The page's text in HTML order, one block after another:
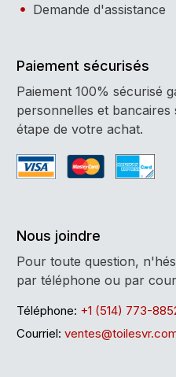
Demande d'assistance
Paiement sécurisés
Paiement 100% sécurisé
personnelles et
étape de votre achat.
Nous joindre
Pour toute question,
par téléphone ou par
Téléphone: +1 (514) 773-
Courriel: